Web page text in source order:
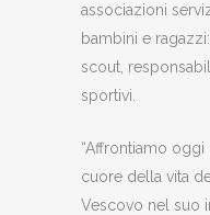
associazioni
bambini e
scout,
sportivi.
“Affrontiamo oggi
cuore della vita
Vescovo nel suo